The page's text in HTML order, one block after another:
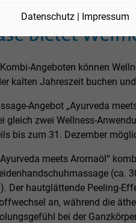
Datenschutz | Impressum
bietet
Angeboten können
kalten Jahreszeit buchen
Angebot „Ayurveda
gleich zwei Wellness-
bis zum 31. Dezember
meets Aromaöl“
(ca.
Der hautglättende Peeling-
an, während die
bei der